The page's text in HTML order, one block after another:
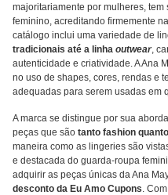
majoritariamente por mulheres,
feminino, acreditando firmemente
catálogo inclui uma variedade de
tradicionais até a linha outwear,
autenticidade e criatividade. A Ana
no uso de shapes, cores, rendas e
adequadas para serem usadas em
A marca se distingue por sua
peças que são tanto fashion
maneira como as lingeries são
e destacada do guarda-roupa
adquirir as peças únicas da Ana
desconto da Eu Amo Cupons .